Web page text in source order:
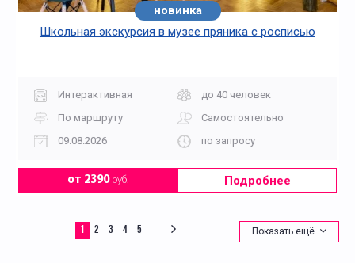
новинка
Школьная экскурсия в музее пряника с росписью
Интерактивная
до 40 человек
По маршруту
Самостоятельно
09.08.2026
по запросу
от 2390руб. Подробнее
1 2 3 4 5 Показать ещё